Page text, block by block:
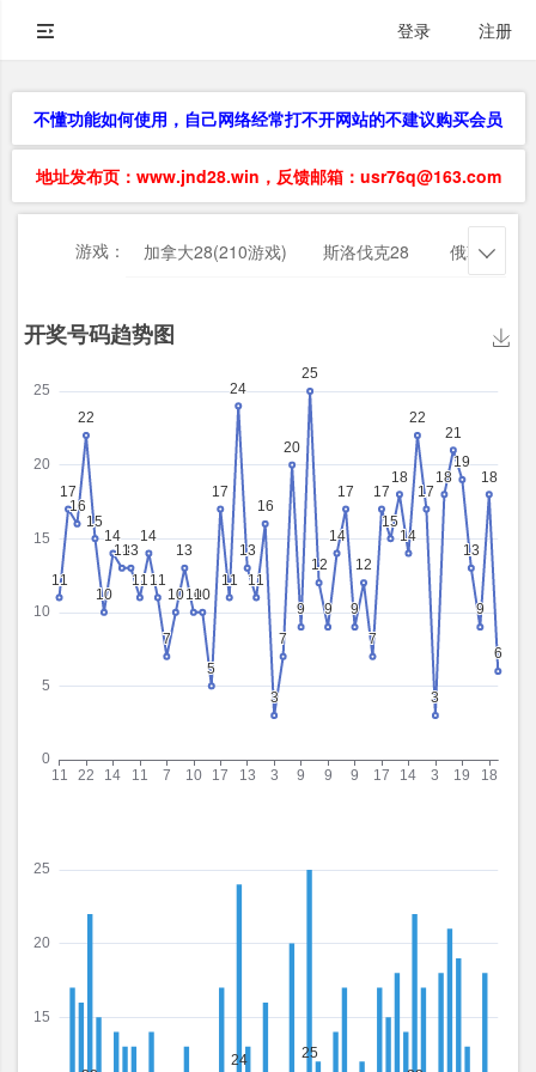
登录 注册
不懂功能如何使用，自己网络经常打不开网站的不建议购买会员
地址发布页：www.jnd28.win，反馈邮箱：usr76q@163.com
游戏： 加拿大28(210游戏) 斯洛伐克28 俄勒冈28
